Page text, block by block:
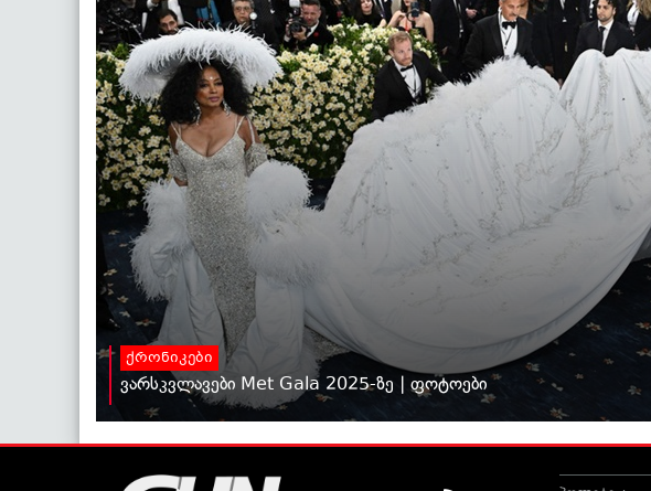
ქრონიკები
ვარსკვლავები Met Gala 2025-ზე | ფოტოები